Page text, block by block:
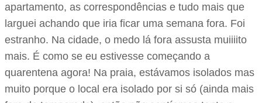
apartamento, as correspondências e tudo mais que
larguei achando que iria ficar uma semana fora. Foi
estranho. Na cidade, o medo lá fora assusta muiiiito
mais. É como se eu estivesse começando a
quarentena agora! Na praia, estávamos isolados mas
muito porque o local era isolado por si só (ainda mais